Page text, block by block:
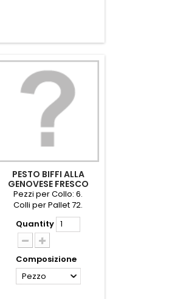
PESTO BIFFI ALLA
GENOVESE FRESCO
GR.140
Pezzi per Collo: 6.
Colli per Pallet 72.
Quantity
Composizione
Pezzo